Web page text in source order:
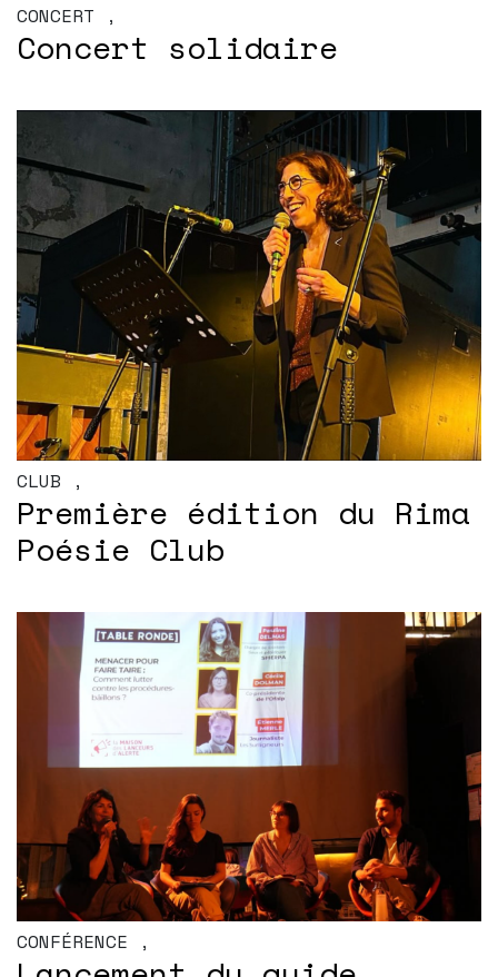
CONCERT ,
Concert solidaire
CLUB ,
Première édition du Rima
Poésie Club
CONFÉRENCE ,